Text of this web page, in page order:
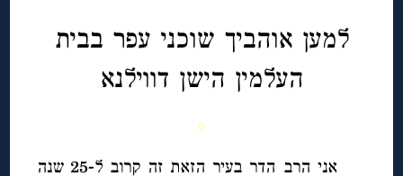
למען אוהביך שוכני עפר בבית
העלמין הישן דווילנא
◊
אני הרב הדר בעיר הזאת זה קרוב ל-25 שנה